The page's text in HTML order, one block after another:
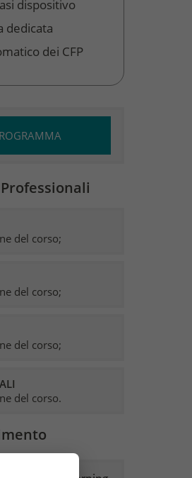
dispositivo
dedicata
dei CFP
del corso;
del corso;
del corso;
del corso.